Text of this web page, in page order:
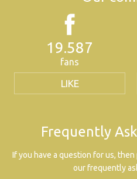
19.587
fans
LIKE
Frequently
If you have a question for us,
our frequently